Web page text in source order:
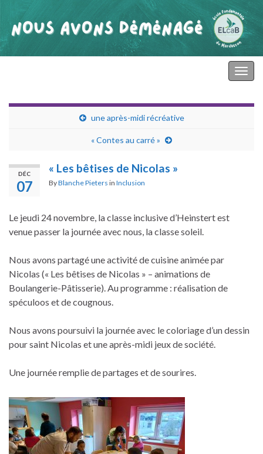
une après-midi récréative
« Contes au carré »
DÉC
07
« Les bêtises de Nicolas »
ByBlanche Pieters in Inclusion
Le jeudi 24 novembre, la classe inclusive d’Heinstert est
venue passer la journée avec nous, la classe soleil.
Nous avons partagé une activité de cuisine animée par
Nicolas (« Les bêtises de Nicolas » – animations de
Boulangerie-Pâtisserie). Au programme : réalisation de
spéculoos et de cougnous.
Nous avons poursuivi la journée avec le coloriage d’un dessin
pour saint Nicolas et une après-midi jeux de société.
Une journée remplie de partages et de sourires.